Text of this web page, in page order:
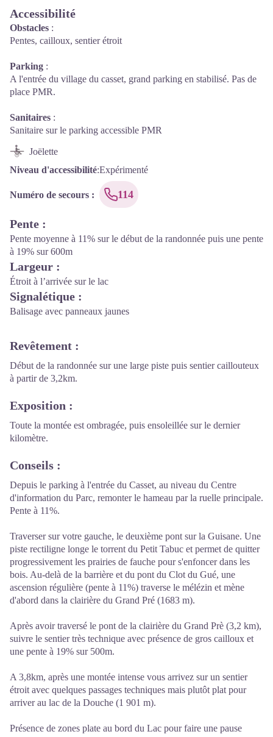
Accessibilité
Obstacles :
Pentes, cailloux, sentier étroit
Parking :
A l'entrée du village du casset, grand parking en stabilisé. Pas de
place PMR.
Sanitaires :
Sanitaire sur le parking accessible PMR
Joëlette
Niveau d'accessibilité:Expérimenté
Numéro de secours : 114
Pente :
Pente moyenne à 11% sur le début de la randonnée puis une pente
à 19% sur 600m
Largeur :
Étroit à l’arrivée sur le lac
Signalétique :
Balisage avec panneaux jaunes
Revêtement :
Début de la randonnée sur une large piste puis sentier caillouteux
à partir de 3,2km.
Exposition :
Toute la montée est ombragée, puis ensoleillée sur le dernier
kilomètre.
Conseils :
Depuis le parking à l'entrée du Casset, au niveau du Centre
d'information du Parc, remonter le hameau par la ruelle principale.
Pente à 11%.
Traverser sur votre gauche, le deuxième pont sur la Guisane. Une
piste rectiligne longe le torrent du Petit Tabuc et permet de quitter
progressivement les prairies de fauche pour s'enfoncer dans les
bois. Au-delà de la barrière et du pont du Clot du Gué, une
ascension régulière (pente à 11%) traverse le mélézin et mène
d'abord dans la clairière du Grand Pré (1683 m).
Après avoir traversé le pont de la clairière du Grand Prè (3,2 km),
suivre le sentier très technique avec présence de gros cailloux et
une pente à 19% sur 500m.
A 3,8km, après une montée intense vous arrivez sur un sentier
étroit avec quelques passages techniques mais plutôt plat pour
arriver au lac de la Douche (1 901 m).
Présence de zones plate au bord du Lac pour faire une pause